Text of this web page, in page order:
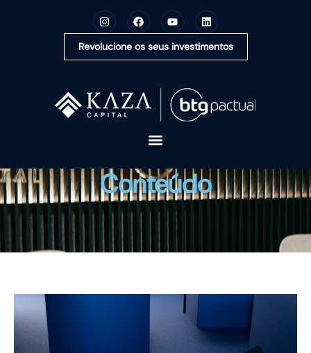
Revolucione os seus investimentos
A KAZA CAPITAL
SOLUÇÕES
MONTE SUA CARTEIRA
CONTEÚDOS
Conteúdo